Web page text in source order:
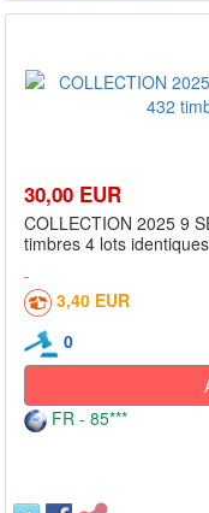
30,00 EUR
COLLECTION 2025 9
timbres 4 lots identiques
3,40 EUR
0
FR - 85***